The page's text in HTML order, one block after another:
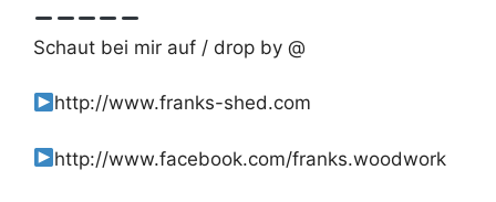
Schaut bei mir auf / drop by @
http://www.franks-shed.com
http://www.facebook.com/franks.woodwork